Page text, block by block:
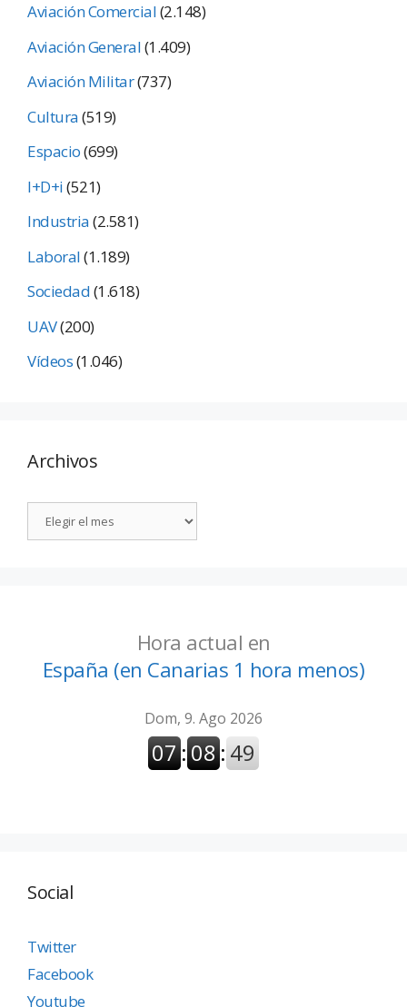
Aviación Comercial(2.148)
Aviación General(1.409)
Aviación Militar(737)
Cultura(519)
Espacio(699)
I+D+i(521)
Industria(2.581)
Laboral(1.189)
Sociedad(1.618)
UAV(200)
Vídeos(1.046)
Archivos
Hora actual en
España (en Canarias 1 hora menos)
Social
Twitter
Facebook
Youtube